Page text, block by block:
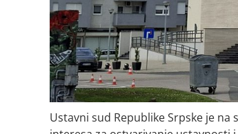
Ustavni sud Republike Srpske je